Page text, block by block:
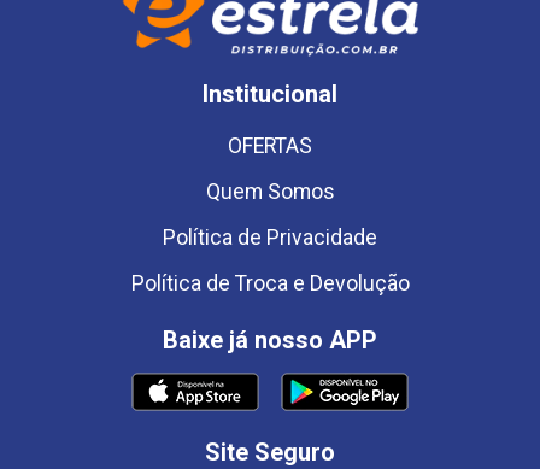
Institucional
OFERTAS
Quem Somos
Política de Privacidade
Política de Troca e Devolução
Baixe já nosso APP
Site Seguro